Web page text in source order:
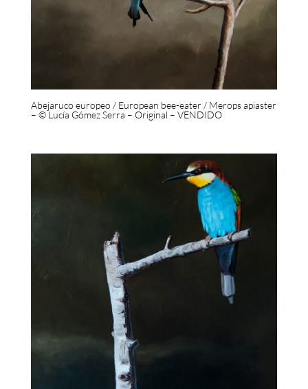
Abejaruco europeo / European bee-eater / Merops apiaster
– © Lucía Gómez Serra – Original – VENDIDO